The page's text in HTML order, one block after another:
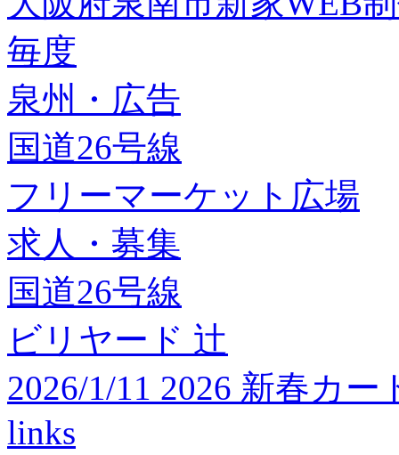
毎度
泉州・広告
国道26号線
フリーマーケット広場
求人・募集
国道26号線
ビリヤード 辻
2026/1/11 2026 新春カ
links